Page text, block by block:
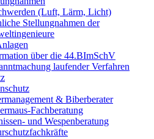
(Luft, Lärm, Licht)
Stellungnahmen der
über die 44.BImSchV
laufender Verfahren
& Biberberater
Fachberatung
und Wespenberatung